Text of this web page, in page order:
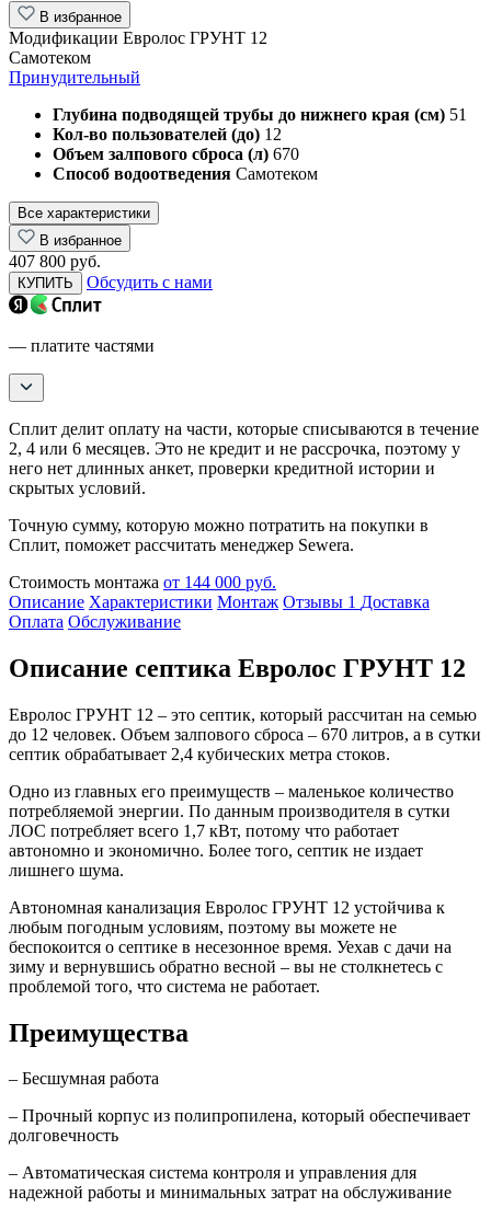
В избранное
Модификации Евролос ГРУНТ 12
Самотеком
Принудительный
Глубина подводящей трубы до нижнего края (см) 51
Кол-во пользователей (до) 12
Объем залпового сброса (л) 670
Способ водоотведения Самотеком
Все характеристики
В избранное
407 800 руб.
КУПИТЬ Обсудить с нами
— платите частями
Сплит делит оплату на части, которые списываются в течение
2, 4 или 6 месяцев. Это не кредит и не рассрочка, поэтому у
него нет длинных анкет, проверки кредитной истории и
скрытых условий.
Точную сумму, которую можно потратить на покупки в
Сплит, поможет рассчитать менеджер Sewera.
Стоимость монтажа от 144 000 руб.
Описание Характеристики Монтаж Отзывы 1 Доставка
Оплата Обслуживание
Описание септика Евролос ГРУНТ 12
Евролос ГРУНТ 12 – это септик, который рассчитан на семью
до 12 человек. Объем залпового сброса – 670 литров, а в сутки
септик обрабатывает 2,4 кубических метра стоков.
Одно из главных его преимуществ – маленькое количество
потребляемой энергии. По данным производителя в сутки
ЛОС потребляет всего 1,7 кВт, потому что работает
автономно и экономично. Более того, септик не издает
лишнего шума.
Автономная канализация Евролос ГРУНТ 12 устойчива к
любым погодным условиям, поэтому вы можете не
беспокоится о септике в несезонное время. Уехав с дачи на
зиму и вернувшись обратно весной – вы не столкнетесь с
проблемой того, что система не работает.
Преимущества
– Бесшумная работа
– Прочный корпус из полипропилена, который обеспечивает
долговечность
– Автоматическая система контроля и управления для
надежной работы и минимальных затрат на обслуживание